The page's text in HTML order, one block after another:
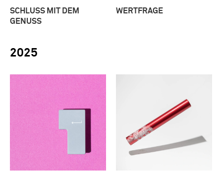
SCHLUSS MIT DEM
GENUSS
WERTFRAGE
2025